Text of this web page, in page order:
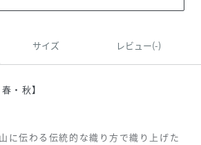
サイズ レビュー(-)
・秋】
に伝わる伝統的な織り方で織り上げた